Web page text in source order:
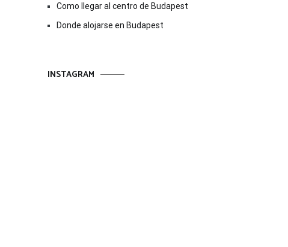
Como llegar al centro de Budapest
Donde alojarse en Budapest
INSTAGRAM